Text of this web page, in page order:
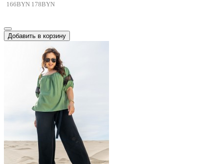
166BYN 178BYN
Добавить в корзину